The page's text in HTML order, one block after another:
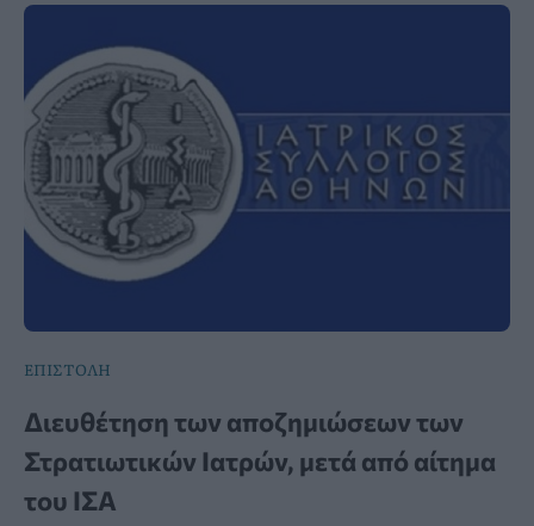
ΕΠΙΣΤΟΛΗ
Διευθέτηση των αποζημιώσεων των
Στρατιωτικών Ιατρών, μετά από αίτημα
του ΙΣΑ